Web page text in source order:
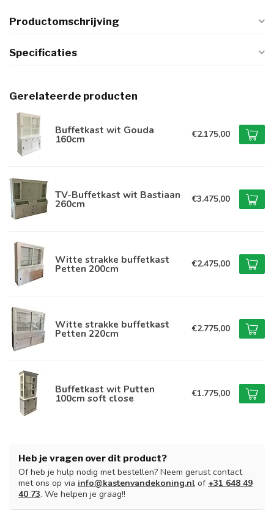
Productomschrijving
Specificaties
Gerelateerde producten
Buffetkast wit Gouda
160cm €2.175,00
TV-Buffetkast wit Bastiaan
260cm €3.475,00
Witte strakke buffetkast
Petten 200cm €2.475,00
Witte strakke buffetkast
Petten 220cm €2.775,00
Buffetkast wit Putten
100cm soft close €1.775,00
Heb je vragen over dit product?
Of heb je hulp nodig met bestellen? Neem gerust contact
met ons op via info@kastenvandekoning.nl of +31 648 49
40 73. We helpen je graag!!